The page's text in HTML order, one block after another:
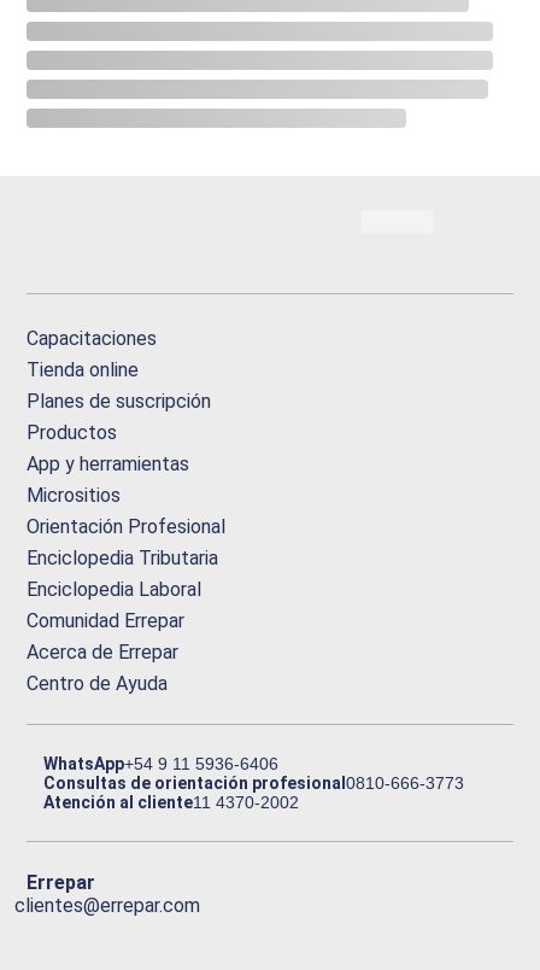
Capacitaciones
Tienda online
Planes de suscripción
Productos
App y herramientas
Micrositios
Orientación Profesional
Enciclopedia Tributaria
Enciclopedia Laboral
Comunidad Errepar
Acerca de Errepar
Centro de Ayuda
WhatsApp+54 9 11 5936-6406
Consultas de orientación profesional0810-666-3773
Atención al cliente11 4370-2002
Errepar
clientes@errepar.com